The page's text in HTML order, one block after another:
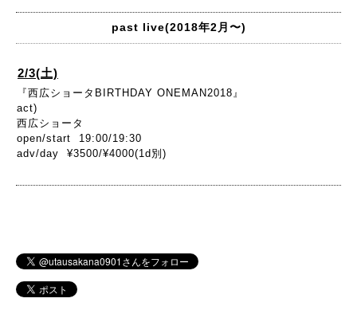
past live(2018年2月〜)
2/3(土)
『西広ショータBIRTHDAY ONEMAN2018』
act)
西広ショータ
open/start 19:00/19:30
adv/day ¥3500/¥4000(1d別)